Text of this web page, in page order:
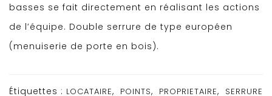
basses se fait directement en réalisant les actions
de l’équipe. Double serrure de type européen
(menuiserie de porte en bois).
Étiquettes : LOCATAIRE, POINTS, PROPRIETAIRE, SERRURE